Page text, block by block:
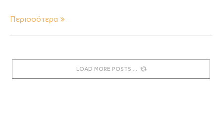
Περισσότερα
LOAD MORE POSTS